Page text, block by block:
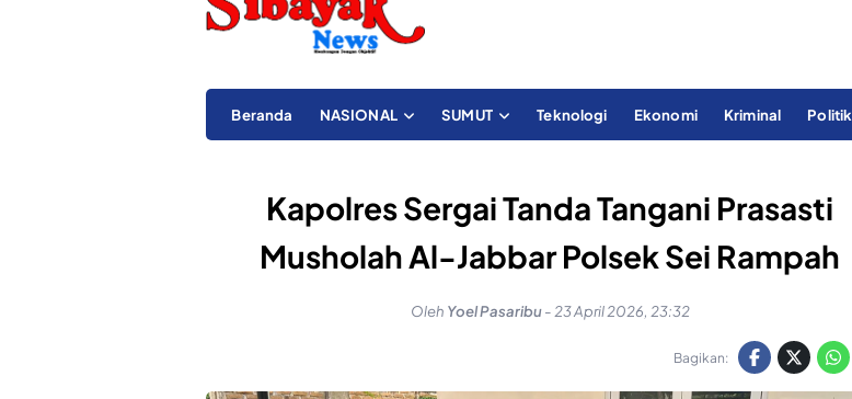
Beranda NASIONAL SUMUT Teknologi Ekonomi Kriminal Politik
Kapolres Sergai Tanda Tangani Prasasti
Musholah Al-Jabbar Polsek Sei Rampah
Oleh Yoel Pasaribu - 23 April 2026, 23:32
Bagikan: